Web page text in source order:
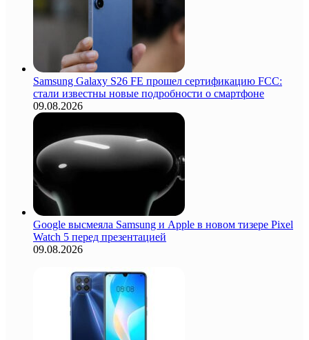
Samsung Galaxy S26 FE прошел сертификацию FCC:
стали известны новые подробности о смартфоне
09.08.2026
Google высмеяла Samsung и Apple в новом тизере Pixel
Watch 5 перед презентацией
09.08.2026